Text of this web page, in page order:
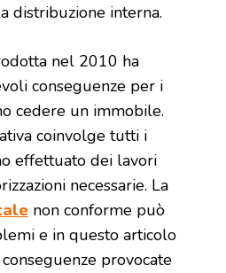
distribuzione interna.
nel 2010 ha
conseguenze per i
cedere un immobile.
coinvolge tutti i
effettuato dei lavori
necessarie. La
non conforme può
e in questo articolo
provocate